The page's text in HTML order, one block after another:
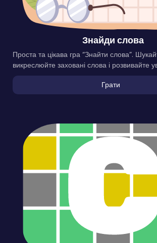
Знайди слова
Проста та цікава гра “Знайти слова”.
викреслюйте заховані слова і розвивайте
Грати